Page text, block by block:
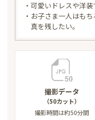
・可愛いドレスや洋装
・お子さま一人はも
真を残したい。
撮影データ
（50カット）
撮影時間は約50分間